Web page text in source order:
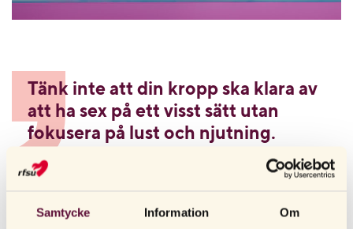
Samtycke Information Om
Tänk inte att din kropp ska klara av
att ha sex på ett visst sätt utan
fokusera på lust och njutning.
ÅSA ENERVIK, BARNMORSKA, RFSU
LYSSNA PÅ KROPPEN